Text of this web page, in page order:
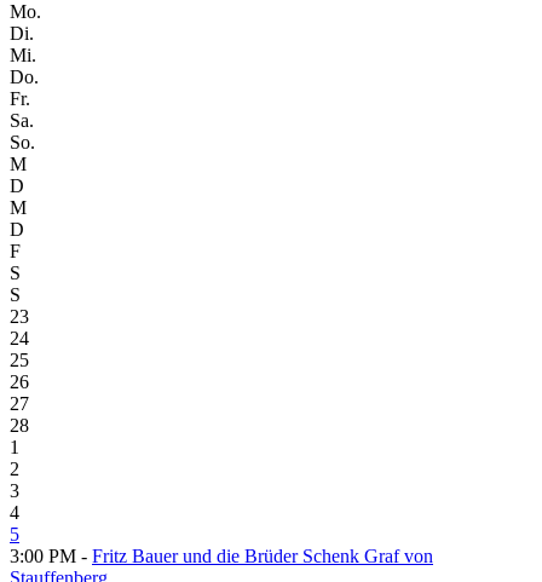
Mo.
Di.
Mi.
Do.
Fr.
Sa.
So.
M
D
M
D
F
S
S
23
24
25
26
27
28
1
2
3
4
5
3:00 PM - Fritz Bauer und die Brüder Schenk Graf von